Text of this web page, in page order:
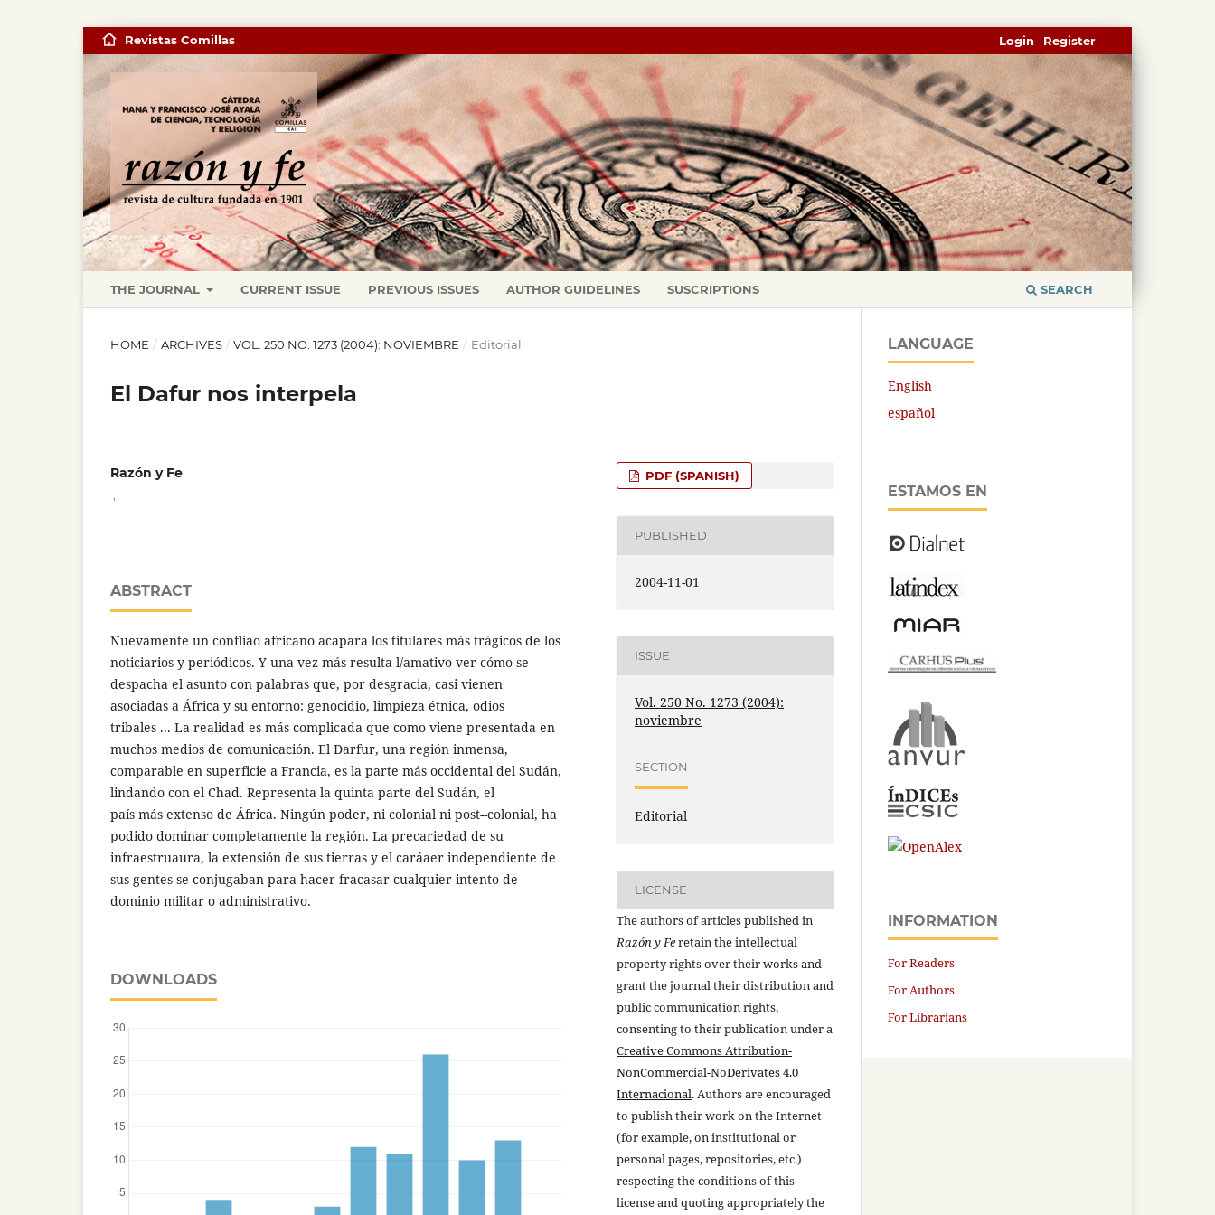
THE JOURNAL CURRENT ISSUE PREVIOUS ISSUES AUTHOR GUIDELINES SUSCRIPTIONS SEARCH
Revistas Comillas Register
Login
HOME / ARCHIVES / VOL. 250 NO. 1273 (2004): NOVIEMBRE / Editorial
El Dafur nos interpela
Razón y Fe
ABSTRACT
Nuevamente un confliao africano acapara los titulares más trágicos de los
noticiarios y periódicos. Y una vez más resulta l/amativo ver cómo se
despacha el asunto con palabras que, por desgracia, casi vienen
asociadas a África y su entorno: genocidio, limpieza étnica, odios
tribales ... La realidad es más complicada que como viene presentada en
muchos medios de comunicación. El Darfur, una región inmensa,
comparable en superficie a Francia, es la parte más occidental del Sudán,
lindando con el Chad. Representa la quinta parte del Sudán, el
país más extenso de África. Ningún poder, ni colonial ni post--colonial, ha
podido dominar completamente la región. La precariedad de su
infraestruaura, la extensión de sus tierras y el caráaer independiente de
sus gentes se conjugaban para hacer fracasar cualquier intento de
dominio militar o administrativo.
DOWNLOADS
PDF (SPANISH)
PUBLISHED
2004-11-01
ISSUE
Vol. 250 No. 1273 (2004):
noviembre
SECTION
Editorial
LICENSE
The authors of articles published in
Razón y Feretain the intellectual
property rights over their works and
grant the journal their distribution and
public communication rights,
consenting to their publication under a
Creative Commons Attribution-
NonCommercial-NoDerivates 4.0
Internacional. Authors are encouraged
to publish their work on the Internet
(for example, on institutional or
personal pages, repositories, etc.)
respecting the conditions of this
license and quoting appropriately the
LANGUAGE
English
español
ESTAMOS EN
INFORMATION
For Readers
For Authors
For Librarians